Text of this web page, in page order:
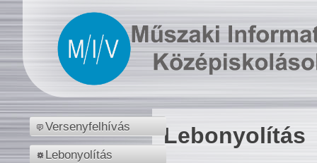
Versenyfelhívás
Lebonyolítás
Lebonyolítás